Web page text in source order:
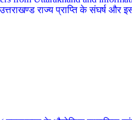
राज्य प्राप्ति के संघर्ष और